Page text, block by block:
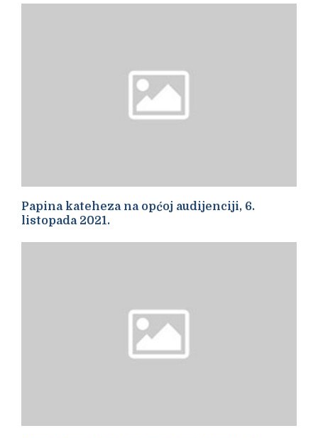
Papina kateheza na općoj audijenciji, 6.
listopada 2021.